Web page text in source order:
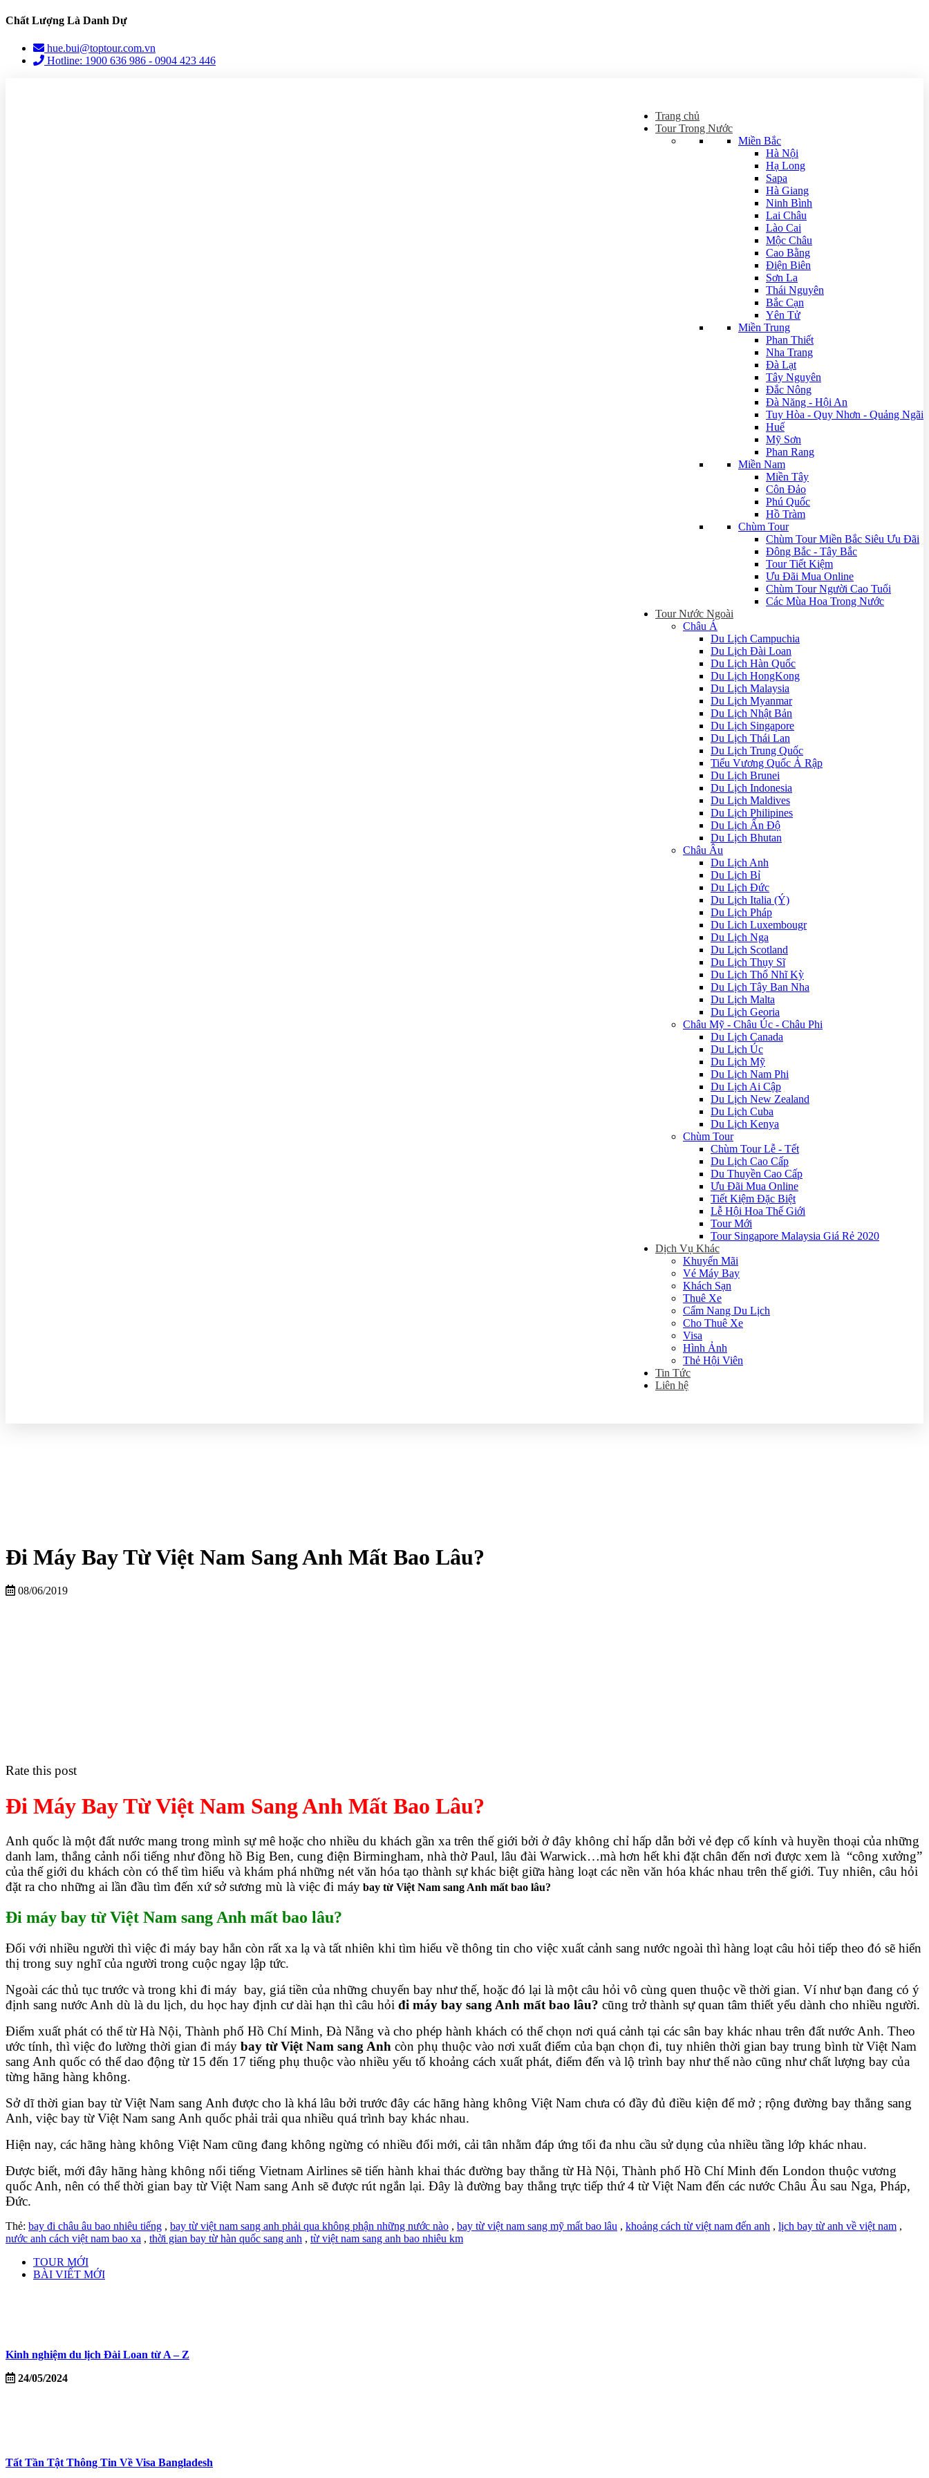
Chất Lượng Là Danh Dự
hue.bui@toptour.com.vn
Hotline: 1900 636 986 - 0904 423 446
Trang chủ
Tour Trong Nước
Miền Bắc
Hà Nội
Hạ Long
Sapa
Hà Giang
Ninh Bình
Lai Châu
Lào Cai
Mộc Châu
Cao Bằng
Điện Biên
Sơn La
Thái Nguyên
Bắc Cạn
Yên Tử
Miền Trung
Phan Thiết
Nha Trang
Đà Lạt
Tây Nguyên
Đắc Nông
Đà Năng - Hội An
Tuy Hòa - Quy Nhơn - Quảng Ngãi
Huế
Mỹ Sơn
Phan Rang
Miền Nam
Miền Tây
Côn Đảo
Phú Quốc
Hồ Tràm
Chùm Tour
Chùm Tour Miền Bắc Siêu Ưu Đãi
Đông Bắc - Tây Bắc
Tour Tiết Kiệm
Ưu Đãi Mua Online
Chùm Tour Người Cao Tuổi
Các Mùa Hoa Trong Nước
Tour Nước Ngoài
Châu Á
Du Lịch Campuchia
Du Lịch Đài Loan
Du Lịch Hàn Quốc
Du Lịch HongKong
Du Lịch Malaysia
Du Lịch Myanmar
Du Lịch Nhật Bản
Du Lịch Singapore
Du Lịch Thái Lan
Du Lịch Trung Quốc
Tiểu Vương Quốc Ả Rập
Du Lịch Brunei
Du Lịch Indonesia
Du Lịch Maldives
Du Lịch Philipines
Du Lịch Ấn Độ
Du Lịch Bhutan
Châu Âu
Du Lịch Anh
Du Lịch Bỉ
Du Lịch Đức
Du Lịch Italia (Ý)
Du Lịch Pháp
Du Lich Luxembougr
Du Lịch Nga
Du Lịch Scotland
Du Lịch Thụy Sĩ
Du Lịch Thổ Nhĩ Kỳ
Du Lịch Tây Ban Nha
Du Lịch Malta
Du Lịch Georia
Châu Mỹ - Châu Úc - Châu Phi
Du Lịch Canada
Du Lịch Úc
Du Lịch Mỹ
Du Lịch Nam Phi
Du Lịch Ai Cập
Du Lịch New Zealand
Du Lịch Cuba
Du Lịch Kenya
Chùm Tour
Chùm Tour Lễ - Tết
Du Lịch Cao Cấp
Du Thuyền Cao Cấp
Ưu Đãi Mua Online
Tiết Kiệm Đặc Biệt
Lễ Hội Hoa Thế Giới
Tour Mới
Tour Singapore Malaysia Giá Rẻ 2020
Dịch Vụ Khác
Khuyến Mãi
Vé Máy Bay
Khách Sạn
Thuê Xe
Cẩm Nang Du Lịch
Cho Thuê Xe
Visa
Hình Ảnh
Thẻ Hội Viên
Tin Tức
Liên hệ
Đi Máy Bay Từ Việt Nam Sang Anh Mất Bao Lâu?
08/06/2019
Rate this post
Đi Máy Bay Từ Việt Nam Sang Anh Mất Bao Lâu?
Anh quốc là một đất nước mang trong mình sự mê hoặc cho nhiều du khách gần xa trên thế giới bởi ở đây không chỉ hấp dẫn bởi vẻ đẹp cổ kính và huyền thoại của những
danh lam, thắng cảnh nổi tiếng như đồng hồ Big Ben, cung điện Birmingham, nhà thờ Paul, lâu đài Warwick…mà hơn hết khi đặt chân đến nơi được xem là “công xưởng”
của thế giới du khách còn có thể tìm hiểu và khám phá những nét văn hóa tạo thành sự khác biệt giữa hàng loạt các nền văn hóa khác nhau trên thế giới. Tuy nhiên, câu hỏi
đặt ra cho những ai lần đầu tìm đến xứ sở sương mù là việc đi máy bay từ Việt Nam sang Anh mất bao lâu?
Đi máy bay từ Việt Nam sang Anh mất bao lâu?
Đối với nhiều người thì việc đi máy bay hẳn còn rất xa lạ và tất nhiên khi tìm hiểu về thông tin cho việc xuất cảnh sang nước ngoài thì hàng loạt câu hỏi tiếp theo đó sẽ hiển
thị trong suy nghĩ của người trong cuộc ngay lập tức.
Ngoài các thủ tục trước và trong khi đi máy bay, giá tiền của những chuyến bay như thế, hoặc đó lại là một câu hỏi vô cùng quen thuộc về thời gian. Ví như bạn đang có ý
định sang nước Anh dù là du lịch, du học hay định cư dài hạn thì câu hỏi đi máy bay sang Anh mất bao lâu? cũng trở thành sự quan tâm thiết yếu dành cho nhiều người.
Điểm xuất phát có thể từ Hà Nội, Thành phố Hồ Chí Minh, Đà Nẵng và cho phép hành khách có thể chọn nơi quá cảnh tại các sân bay khác nhau trên đất nước Anh. Theo
ước tính, thì việc đo lường thời gian đi máy bay từ Việt Nam sang Anh còn phụ thuộc vào nơi xuất điểm của bạn chọn đi, tuy nhiên thời gian bay trung bình từ Việt Nam
sang Anh quốc có thể dao động từ 15 đến 17 tiếng phụ thuộc vào nhiều yếu tố khoảng cách xuất phát, điểm đến và lộ trình bay như thế nào cũng như chất lượng bay của
từng hãng hàng không.
Sở dĩ thời gian bay từ Việt Nam sang Anh được cho là khá lâu bởi trước đây các hãng hàng không Việt Nam chưa có đầy đủ điều kiện để mở ; rộng đường bay thẳng sang
Anh, việc bay từ Việt Nam sang Anh quốc phải trải qua nhiều quá trình bay khác nhau.
Hiện nay, các hãng hàng không Việt Nam cũng đang không ngừng có nhiều đổi mới, cải tân nhằm đáp ứng tối đa nhu cầu sử dụng của nhiều tầng lớp khác nhau.
Được biết, mới đây hãng hàng không nổi tiếng Vietnam Airlines sẽ tiến hành khai thác đường bay thẳng từ Hà Nội, Thành phố Hồ Chí Minh đến London thuộc vương
quốc Anh, nên có thể thời gian bay từ Việt Nam sang Anh sẽ được rút ngắn lại. Đây là đường bay thẳng trực tiếp thứ 4 từ Việt Nam đến các nước Châu Âu sau Nga, Pháp,
Đức.
Thẻ: bay đi châu âu bao nhiêu tiếng , bay từ việt nam sang anh phải qua không phận những nước nào , bay từ việt nam sang mỹ mất bao lâu , khoảng cách từ việt nam đến anh , lịch bay từ anh về việt nam ,
nước anh cách việt nam bao xa , thời gian bay từ hàn quốc sang anh , từ việt nam sang anh bao nhiêu km
TOUR MỚI
BÀI VIẾT MỚI
Kinh nghiệm du lịch Đài Loan từ A – Z
24/05/2024
Tất Tần Tật Thông Tin Về Visa Bangladesh